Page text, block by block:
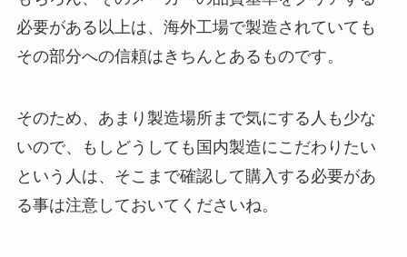
必要がある以上は、海外工場で製造されていても
その部分への信頼はきちんとあるものです。
そのため、あまり製造場所まで気にする人も少な
いので、もしどうしても国内製造にこだわりたい
という人は、そこまで確認して購入する必要があ
る事は注意しておいてくださいね。